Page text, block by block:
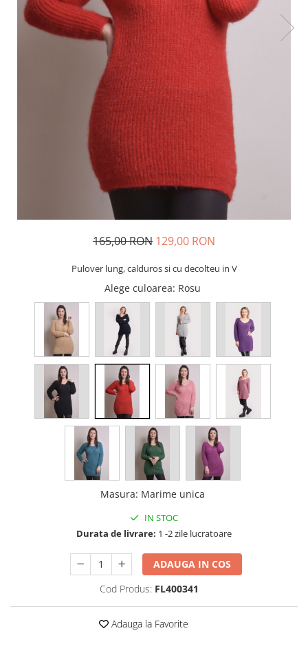
165,00 RON 129,00 RON
Pulover lung, calduros si cu decolteu in V
Alege culoarea: Rosu
Masura: Marime unica
IN STOC
Durata de livrare: 1 -2 zile lucratoare
ADAUGA IN COS
Cod Produs: FL400341
Adauga la Favorite